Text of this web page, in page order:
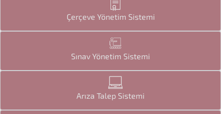
Çerçeve Yönetim Sistemi
Sınav Yönetim Sistemi
Arıza Talep Sistemi